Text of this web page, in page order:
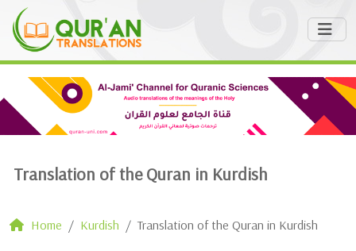
Translation of the Quran in Kurdish
Home Kurdish Translation of the Quran in Kurdish